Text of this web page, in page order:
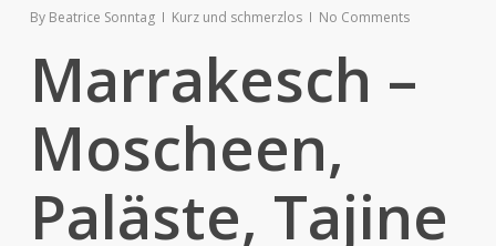
By Beatrice Sonntag Kurz und schmerzlos No Comments
Marrakesch –
Moscheen,
Paläste, Tajine